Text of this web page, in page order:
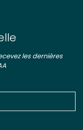
les dernières